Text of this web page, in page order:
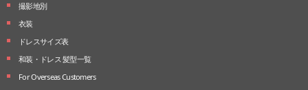
撮影地別
衣装
ドレスサイズ表
和装・ドレス 髪型一覧
For Overseas Customers